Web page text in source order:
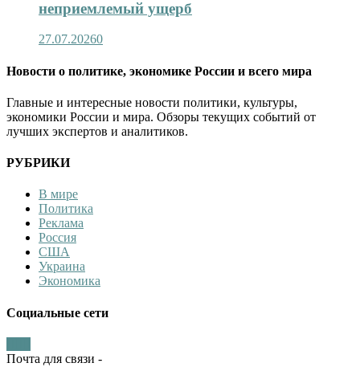
неприемлемый ущерб
27.07.20260
Новости о политике, экономике России и всего мира
Главные и интересные новости политики, культуры,
экономики России и мира. Обзоры текущих событий от
лучших экспертов и аналитиков.
РУБРИКИ
В мире
Политика
Реклама
Россия
США
Украина
Экономика
Социальные сети
Почта для связи -